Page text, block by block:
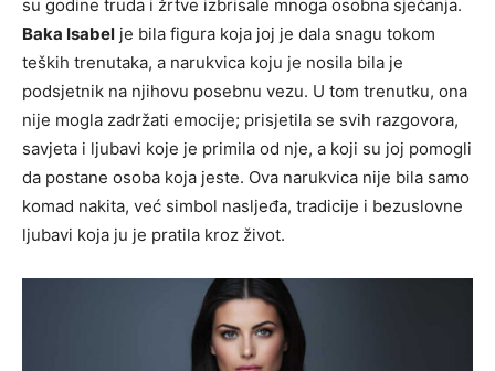
su godine truda i žrtve izbrisale mnoga osobna sjećanja.
Baka Isabel je bila figura koja joj je dala snagu tokom
teških trenutaka, a narukvica koju je nosila bila je
podsjetnik na njihovu posebnu vezu. U tom trenutku, ona
nije mogla zadržati emocije; prisjetila se svih razgovora,
savjeta i ljubavi koje je primila od nje, a koji su joj pomogli
da postane osoba koja jeste. Ova narukvica nije bila samo
komad nakita, već simbol nasljeđa, tradicije i bezuslovne
ljubavi koja ju je pratila kroz život.